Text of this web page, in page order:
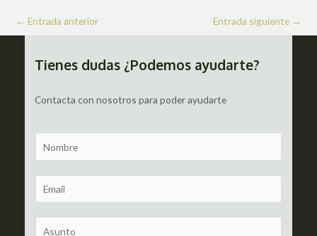
Navegación
de
← Entrada anterior Entrada siguiente →
Tienes dudas ¿Podemos ayudarte?
Contacta con nosotros para poder ayudarte
a
m
m
a